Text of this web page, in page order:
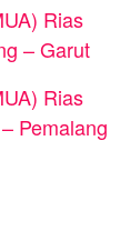
Rias
– Garut
Rias
Pemalang